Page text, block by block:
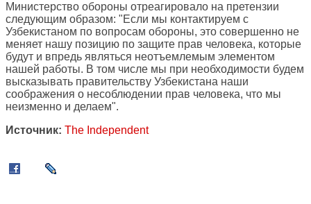
Министерство обороны отреагировало на претензии
следующим образом: "Если мы контактируем с
Узбекистаном по вопросам обороны, это совершенно не
меняет нашу позицию по защите прав человека, которые
будут и впредь являться неотъемлемым элементом
нашей работы. В том числе мы при необходимости будем
высказывать правительству Узбекистана наши
соображения о несоблюдении прав человека, что мы
неизменно и делаем".
Источник: The Independent